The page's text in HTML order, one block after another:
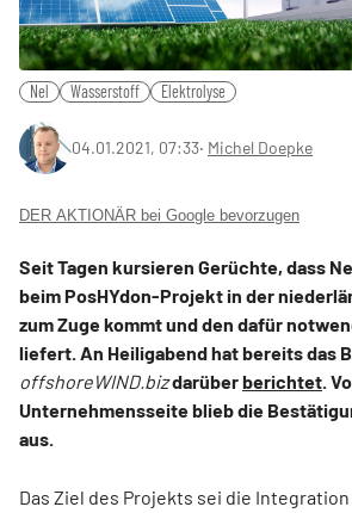
Nel Wasserstoff Elektrolyse
04.01.2021, 07:33‧ Michel Doepke
DER AKTIONÄR bei Google bevorzugen
Seit Tagen kursieren Gerüchte, dass
beim PosHYdon-Projekt in der
zum Zuge kommt und den dafür
liefert. An Heiligabend hat bereits das
offshoreWIND.bizdarüberberichtet.
Unternehmensseite blieb die
aus.
Das Ziel des Projekts sei die